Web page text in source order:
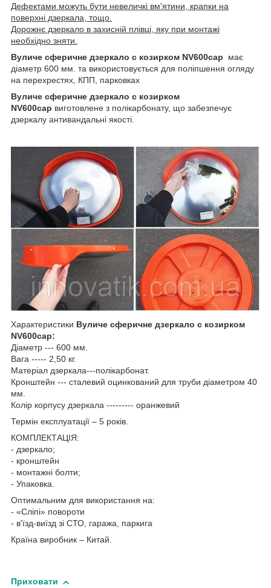
Дефектами можуть бути невеличкі вм'ятини, крапки на
поверхні дзеркала, тощо.
Дорожнє дзеркало в захисній плівці, яку при монтажі
необхідно зняти.
Вуличе сферичне дзеркало с козирком NV600cap має
діаметр 600 мм. та використовується для поліпшення огляду
на перехрестях, КПП, парковках
Вуличе сферичне дзеркало с козирком
NV600cap виготовлене з полікарбонату, що забезпечує
дзеркалу антивандальні якості.
Характеристики Вуличе сферичне дзеркало с козирком
NV600cap:
Діаметр --- 600 мм.
Вага ----- 2,50 кг.
Матеріал дзеркала---полікарбонат.
Кронштейн --- сталевий оцинкований для труби діаметром 40
мм.
Колір корпусу дзеркала --------- оранжевий
Термін експлуатації – 5 років.
КОМПЛЕКТАЦІЯ:
- дзеркало;
- кронштейн
- монтажні болти;
- Упаковка.
Оптимальним для використання на:
- «Сліпі» повороти
- в'їзд-виїзд зі СТО, гаража, паркига
Країна виробник – Китай.
Приховати